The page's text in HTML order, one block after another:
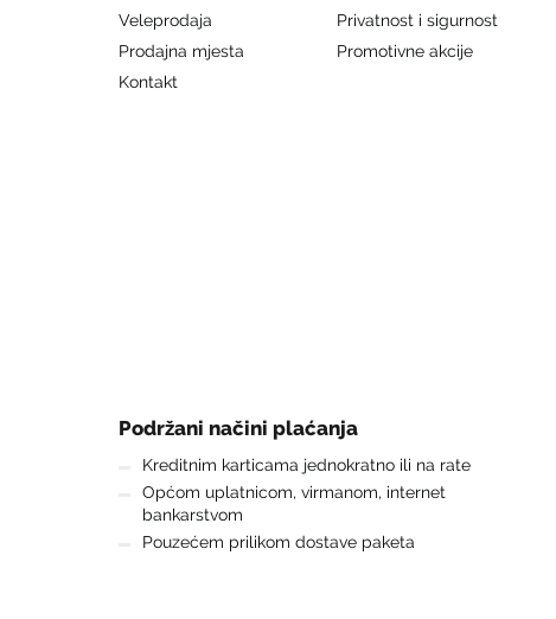
Veleprodaja
Prodajna mjesta
Kontakt
Privatnost i sigurnost
Promotivne akcije
Podržani načini plaćanja
Kreditnim karticama jednokratno ili na rate
Općom uplatnicom, virmanom, internet
bankarstvom
Pouzećem prilikom dostave paketa